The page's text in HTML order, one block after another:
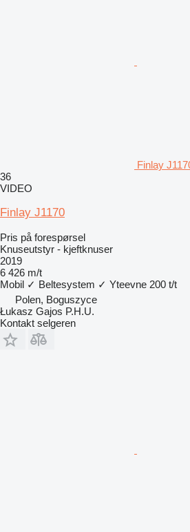
Finlay
36
VIDEO
Finlay J1170
Pris på forespørsel
Knuseutstyr - kjeftknuser
2019
6 426 m/t
Mobil ✓ Beltesystem ✓ Yteevne 200 t/t
Polen, Boguszyce
Łukasz Gajos P.H.U.
Kontakt selgeren